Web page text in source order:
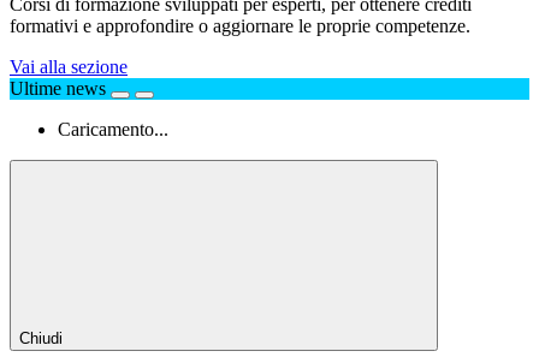
Corsi di formazione sviluppati per esperti, per ottenere crediti
formativi e approfondire o aggiornare le proprie competenze.
Vai alla sezione
Ultime news
Caricamento...
Chiudi